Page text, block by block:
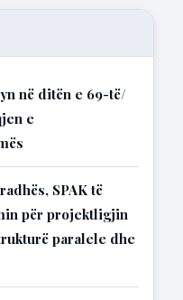
në ditën e 69-të/
e
SPAK të
për projektligjin
paralele dhe